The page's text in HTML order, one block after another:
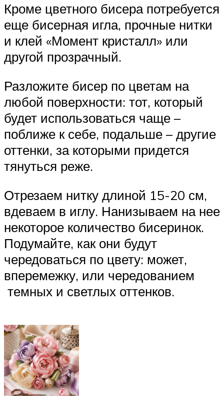
Кроме цветного бисера потребуется
еще бисерная игла, прочные нитки
и клей «Момент кристалл» или
другой прозрачный.
Разложите бисер по цветам на
любой поверхности: тот, который
будет использоваться чаще –
поближе к себе, подальше – другие
оттенки, за которыми придется
тянуться реже.
Отрезаем нитку длиной 15-20 см,
вдеваем в иглу. Нанизываем на нее
некоторое количество бисеринок.
Подумайте, как они будут
чередоваться по цвету: может,
вперемежку, или чередованием
темных и светлых оттенков.